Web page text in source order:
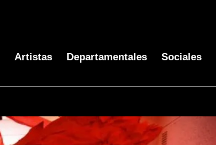
Artistas Departamentales Sociales